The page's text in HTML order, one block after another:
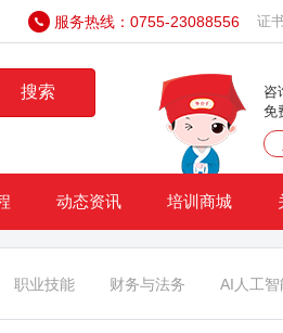
服务热线：0755-23088556 证
搜索
咨
免
动态资讯 培训商城
职业技能 财务与法务 AI人工智